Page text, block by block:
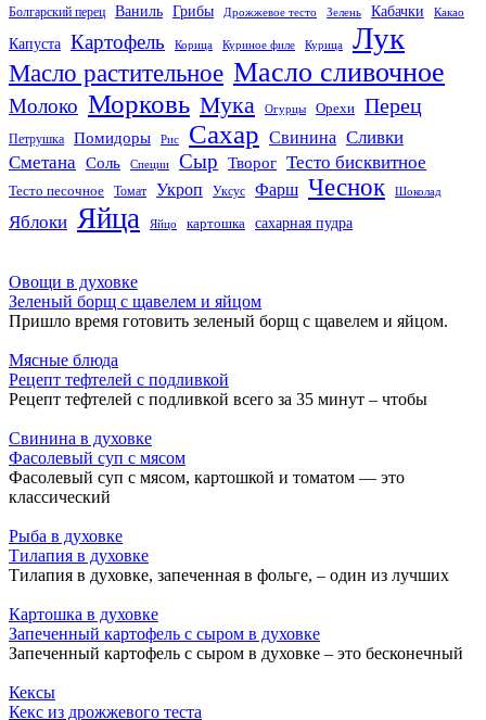
Болгарский перец Ваниль Грибы Дрожжевое тесто Зелень Кабачки Какао
Капуста Картофель Корица Куриное филе Курица Лук
Масло растительное Масло сливочное
Молоко Морковь Мука Огурцы Орехи Перец
Петрушка Помидоры Рис Сахар Свинина Сливки
Сметана
Соль Специи Сыр Творог Тесто бисквитное
Тесто песочное Томат Укроп Уксус Фарш Чеснок Шоколад
Яблоки Яйца Яйцо картошка сахарная пудра
Овощи в духовке
Зеленый борщ с щавелем и яйцом
Пришло время готовить зеленый борщ с щавелем и яйцом.
Мясные блюда
Рецепт тефтелей с подливкой
Рецепт тефтелей с подливкой всего за 35 минут – чтобы
Свинина в духовке
Фасолевый суп с мясом
Фасолевый суп с мясом, картошкой и томатом — это
классический
Рыба в духовке
Тилапия в духовке
Тилапия в духовке, запеченная в фольге, – один из лучших
Картошка в духовке
Запеченный картофель с сыром в духовке
Запеченный картофель с сыром в духовке – это бесконечный
Кексы
Кекс из дрожжевого теста